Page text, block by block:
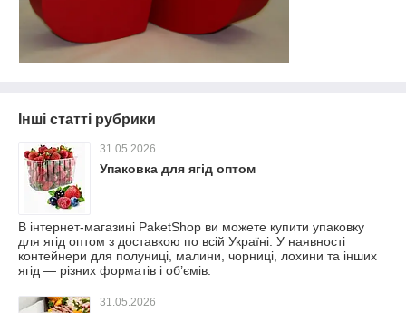
Інші статті рубрики
31.05.2026
Упаковка для ягід оптом
В інтернет-магазині PaketShop ви можете купити упаковку
для ягід оптом з доставкою по всій Україні. У наявності
контейнери для полуниці, малини, чорниці, лохини та інших
ягід — різних форматів і об’ємів.
31.05.2026